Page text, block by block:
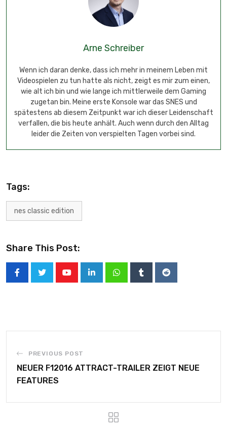
Arne Schreiber
Wenn ich daran denke, dass ich mehr in meinem Leben mit
Videospielen zu tun hatte als nicht, zeigt es mir zum einen,
wie alt ich bin und wie lange ich mittlerweile dem Gaming
zugetan bin. Meine erste Konsole war das SNES und
spätestens ab diesem Zeitpunkt war ich dieser Leidenschaft
verfallen, die bis heute anhält. Auch wenn durch den Alltag
leider die Zeiten von verspielten Tagen vorbei sind.
Tags:
nes classic edition
Share This Post:
PREVIOUS POST
NEUER F12016 ATTRACT-TRAILER ZEIGT NEUE
FEATURES